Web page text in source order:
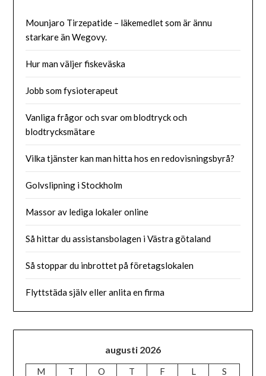
Mounjaro Tirzepatide – läkemedlet som är ännu
starkare än Wegovy.
Hur man väljer fiskeväska
Jobb som fysioterapeut
Vanliga frågor och svar om blodtryck och
blodtrycksmätare
Vilka tjänster kan man hitta hos en redovisningsbyrå?
Golvslipning i Stockholm
Massor av lediga lokaler online
Så hittar du assistansbolagen i Västra götaland
Så stoppar du inbrottet på företagslokalen
Flyttstäda själv eller anlita en firma
augusti 2026
M T O T F L S